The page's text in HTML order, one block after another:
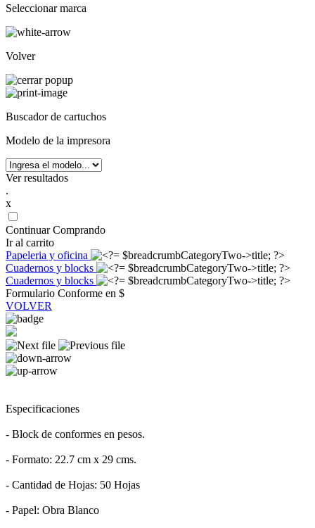
Seleccionar marca
Volver
Buscador de cartuchos
Modelo de la impresora
Ver resultados
.
x
Continuar Comprando
Ir al carrito
Papeleria y oficina
Cuadernos y blocks
Cuadernos y blocks
Formulario Conforme en $
VOLVER
Especificaciones
- Block de conformes en pesos.
- Formato: 22.7 cm x 29 cms.
- Cantidad de Hojas: 50 Hojas
- Papel: Obra Blanco